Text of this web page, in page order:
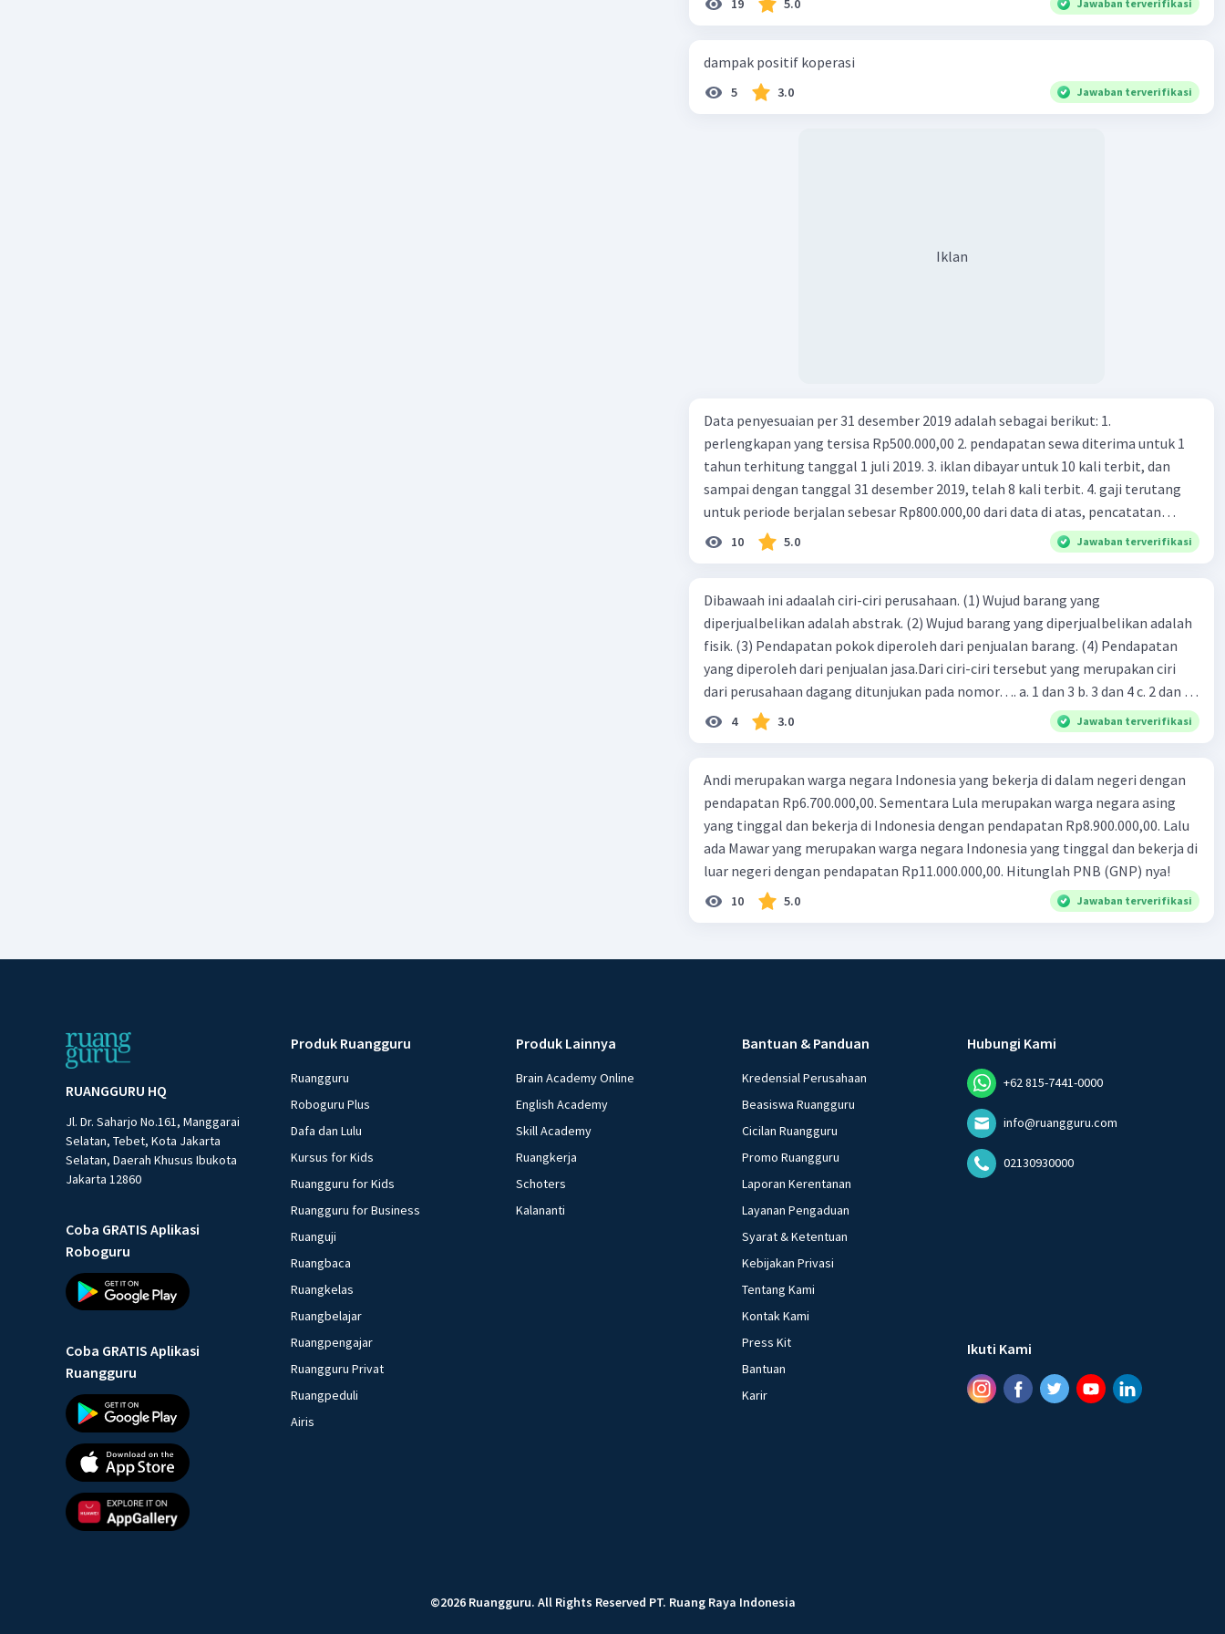
204.000.000 = 26.000.000 orang.
dengan membagi jumlah pengangguran dengan jumlah angkatan
kerja, lalu dikalikan 100%. Jadi, tingkat pengangguran adalah
(26.000.000 / 230.000.000) x 100%.
Balas
19 5.0 Jawaban terverifikasi
dampak positif koperasi
5 3.0 Jawaban terverifikasi
Iklan
Data penyesuaian per 31 desember 2019 adalah sebagai berikut: 1.
perlengkapan yang tersisa Rp500.000,00 2. pendapatan sewa diterima untuk 1
tahun terhitung tanggal 1 juli 2019. 3. iklan dibayar untuk 10 kali terbit, dan
sampai dengan tanggal 31 desember 2019, telah 8 kali terbit. 4. gaji terutang
untuk periode berjalan sebesar Rp800.000,00 dari data di atas, pencatatan
jurnal pembalik yang benar adalah ....
10 5.0 Jawaban terverifikasi
Dibawaah ini adaalah ciri-ciri perusahaan. (1) Wujud barang yang
diperjualbelikan adalah abstrak. (2) Wujud barang yang diperjualbelikan adalah
fisik. (3) Pendapatan pokok diperoleh dari penjualan barang. (4) Pendapatan
yang diperoleh dari penjualan jasa.Dari ciri-ciri tersebut yang merupakan ciri
dari perusahaan dagang ditunjukan pada nomor…. a. 1 dan 3 b. 3 dan 4 c. 2 dan 3
d. 1 dan 2 e. 2 dan 4
4 3.0 Jawaban terverifikasi
Andi merupakan warga negara Indonesia yang bekerja di dalam negeri dengan
pendapatan Rp6.700.000,00. Sementara Lula merupakan warga negara asing
yang tinggal dan bekerja di Indonesia dengan pendapatan Rp8.900.000,00. Lalu
ada Mawar yang merupakan warga negara Indonesia yang tinggal dan bekerja di
luar negeri dengan pendapatan Rp11.000.000,00. Hitunglah PNB (GNP) nya!
10 5.0 Jawaban terverifikasi
RUANGGURU HQ
Jl. Dr. Saharjo No.161, Manggarai
Selatan, Tebet, Kota Jakarta
Selatan, Daerah Khusus Ibukota
Jakarta 12860
Coba GRATIS Aplikasi
Roboguru
Coba GRATIS Aplikasi
Ruangguru
Produk Ruangguru
Ruangguru
Roboguru Plus
Dafa dan Lulu
Kursus for Kids
Ruangguru for Kids
Ruangguru for Business
Ruanguji
Ruangbaca
Ruangkelas
Ruangbelajar
Ruangpengajar
Ruangguru Privat
Ruangpeduli
Airis
Produk Lainnya
Brain Academy Online
English Academy
Skill Academy
Ruangkerja
Schoters
Kalananti
Bantuan & Panduan
Kredensial Perusahaan
Beasiswa Ruangguru
Cicilan Ruangguru
Promo Ruangguru
Laporan Kerentanan
Layanan Pengaduan
Syarat & Ketentuan
Kebijakan Privasi
Tentang Kami
Kontak Kami
Press Kit
Bantuan
Karir
Hubungi Kami
+62 815-7441-0000
info@ruangguru.com
02130930000
Ikuti Kami
©2026 Ruangguru. All Rights Reserved PT. Ruang Raya Indonesia